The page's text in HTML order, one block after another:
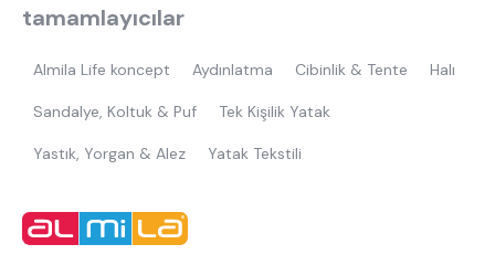
tamamlayıcılar
Almila Life koncept Aydınlatma Cibinlik & Tente Halı
Sandalye, Koltuk & Puf Tek Kişilik Yatak
Yastık, Yorgan & Alez Yatak Tekstili